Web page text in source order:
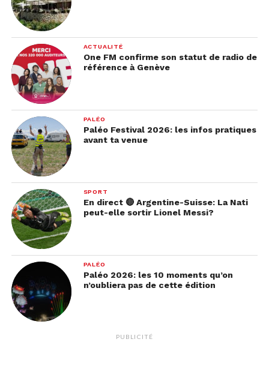
ACTUALITÉ
One FM confirme son statut de radio de
référence à Genève
PALÉO
Paléo Festival 2026: les infos pratiques
avant ta venue
SPORT
En direct 🔴 Argentine-Suisse: La Nati
peut-elle sortir Lionel Messi?
PALÉO
Paléo 2026: les 10 moments qu’on
n’oubliera pas de cette édition
PUBLICITÉ